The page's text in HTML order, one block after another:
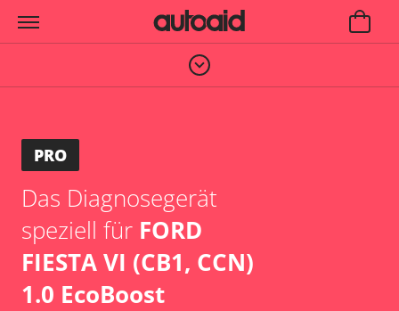
PRO
Das Diagnosegerät
speziell für FORD
FIESTA VI (CB1, CCN)
1.0 EcoBoost